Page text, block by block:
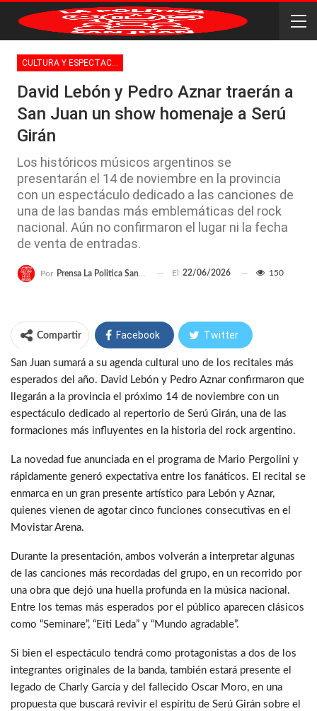
CULTURA Y ESPECTACULOS
David Lebón y Pedro Aznar traerán a
San Juan un show homenaje a Serú
Girán
Los históricos músicos argentinos se
presentarán el 14 de noviembre en la provincia
con un espectáculo dedicado a las canciones de
una de las bandas más emblemáticas del rock
nacional. Aún no confirmaron el lugar ni la fecha
de venta de entradas.
Por Prensa La Politica San Juan El 22/06/2026 150
Compartir Facebook Twitter
WhatsApp Telegram
San Juan sumará a su agenda cultural uno de los recitales más
esperados del año. David Lebón y Pedro Aznar confirmaron que
llegarán a la provincia el próximo 14 de noviembre con un
espectáculo dedicado al repertorio de Serú Girán, una de las
formaciones más influyentes en la historia del rock argentino.
La novedad fue anunciada en el programa de Mario Pergolini y
rápidamente generó expectativa entre los fanáticos. El recital se
enmarca en un gran presente artístico para Lebón y Aznar,
quienes vienen de agotar cinco funciones consecutivas en el
Movistar Arena.
Durante la presentación, ambos volverán a interpretar algunas
de las canciones más recordadas del grupo, en un recorrido por
una obra que dejó una huella profunda en la música nacional.
Entre los temas más esperados por el público aparecen clásicos
como “Seminare”, “Eiti Leda” y “Mundo agradable”.
Si bien el espectáculo tendrá como protagonistas a dos de los
integrantes originales de la banda, también estará presente el
legado de Charly García y del fallecido Oscar Moro, en una
propuesta que buscará revivir el espíritu de Serú Girán sobre el